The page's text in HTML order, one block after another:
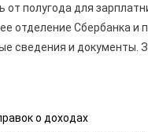
полугода для
отделение Сбербанка и
сведения и документы.
о доходах